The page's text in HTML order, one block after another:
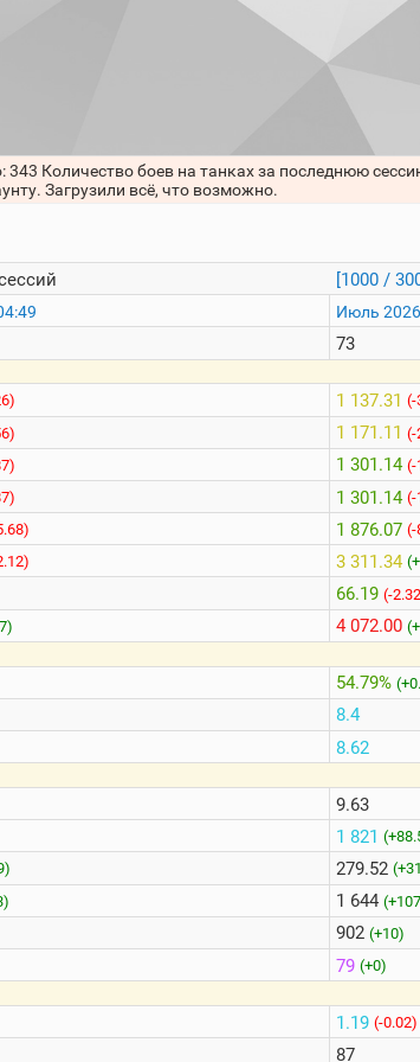
Количество боев на танках за последнюю
Загрузили всё, что возможно.
[1000 /
Июль 2026
73
1 137.31 (-
1 171.11 (-
1 301.14 (-
1 301.14 (-
1 876.07 (-
3 311.34
66.19 (-
4 072.00
54.79%
8.4
8.62
9.63
1 821
279.52
1 644
902 (+10)
79 (+0)
1.19 (-0.02)
87